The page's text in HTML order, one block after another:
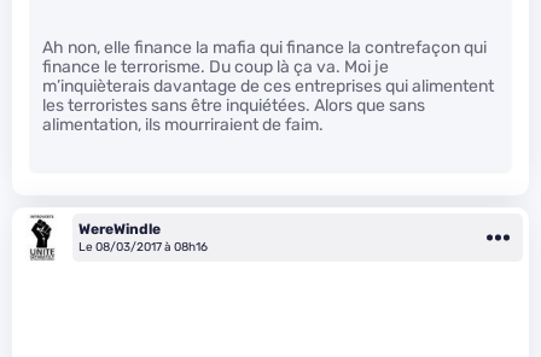
Ah non, elle finance la mafia qui finance la contrefaçon qui
finance le terrorisme. Du coup là ça va. Moi je
m’inquièterais davantage de ces entreprises qui alimentent
les terroristes sans être inquiétées. Alors que sans
alimentation, ils mourriraient de faim.
WereWindle
Le 08/03/2017 à 08h16